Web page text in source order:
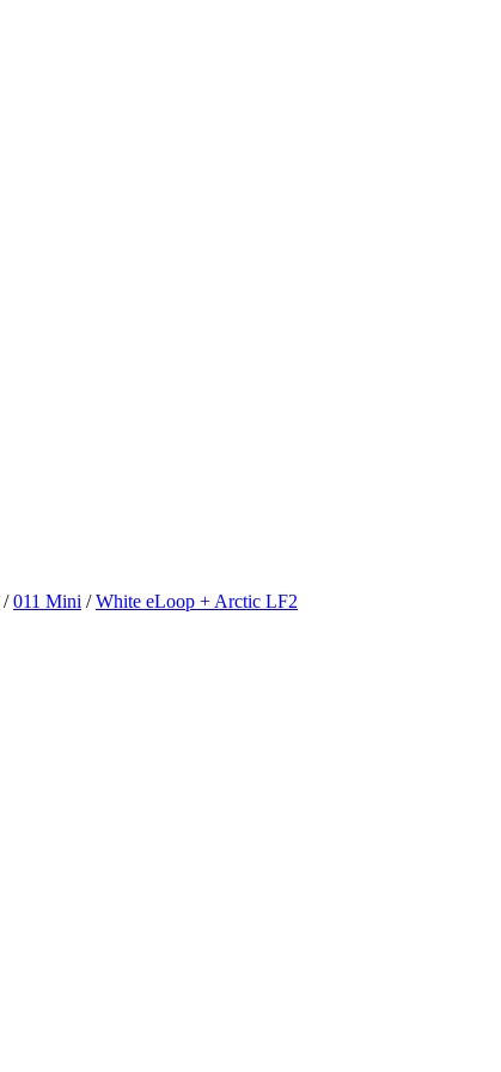
/011 Mini /White eLoop + Arctic LF2